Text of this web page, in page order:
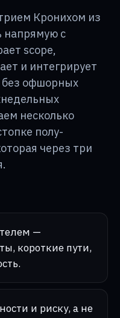
Кронихом из
напрямую с
scope,
и интегрирует
без офшорных
несколько
полу-
через три
—
короткие пути,
и риску, а не